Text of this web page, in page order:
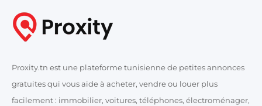
Proxity.tn est une plateforme tunisienne de petites annonces
gratuites qui vous aide à acheter, vendre ou louer plus
facilement : immobilier, voitures, téléphones, électroménager,